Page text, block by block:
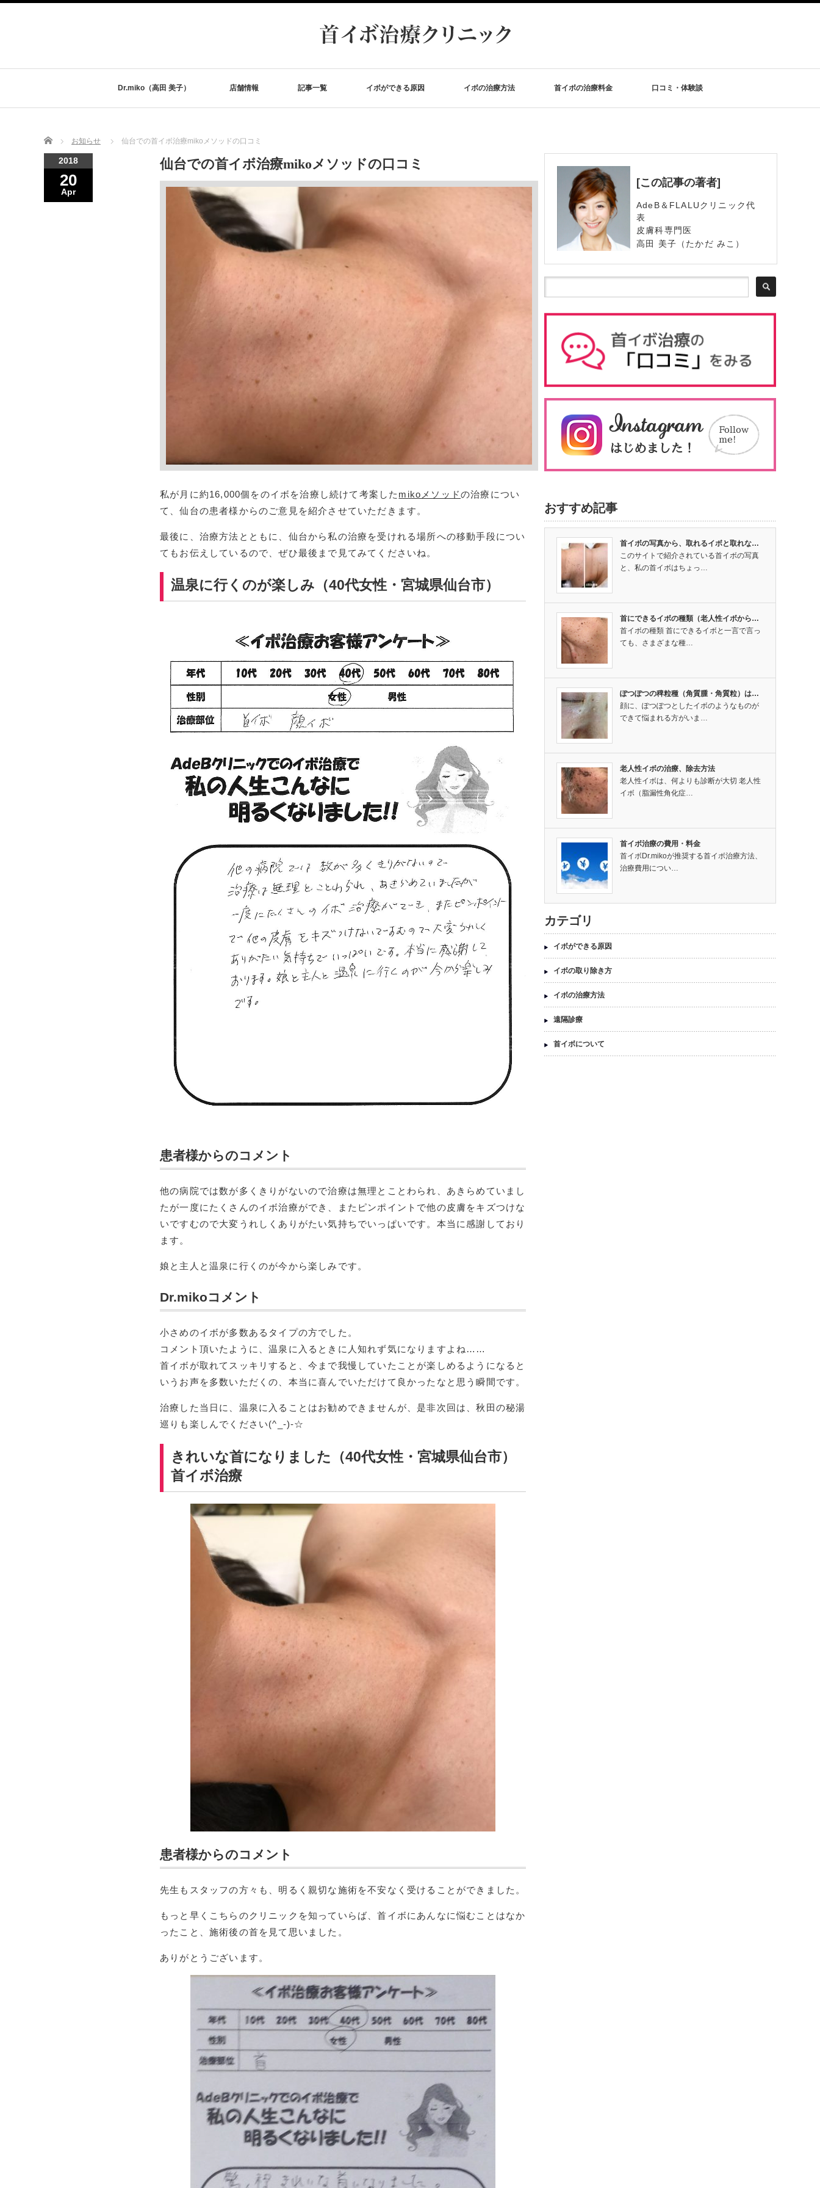
Dr.miko（高田 美子） 店舗情報 記事一覧 イボができる原因 イボの治療方法 首イボの治療料金 口コミ・体験談
Home お知らせ 仙台での首イボ治療mikoメソッドの口コミ
2018
20
Apr
仙台での首イボ治療mikoメソッドの口コミ
私が月に約16,000個をのイボを治療し続けて考案した mikoメソッドの治療につい
て、仙台の患者様からのご意見を紹介させていただきます。
最後に、治療方法とともに、仙台から私の治療を受けれる場所への移動手段につい
てもお伝えしているので、ぜひ最後まで見てみてくださいね。
温泉に行くのが楽しみ（40代女性・宮城県仙台市）
患者様からのコメント
他の病院では数が多くきりがないので治療は無理とことわられ、あきらめていまし
たが一度にたくさんのイボ治療ができ、またピンポイントで他の皮膚をキズつけな
いですむので大変うれしくありがたい気持ちでいっぱいです。本当に感謝しており
ます。
娘と主人と温泉に行くのが今から楽しみです。
Dr.mikoコメント
小さめのイボが多数あるタイプの方でした。
コメント頂いたように、温泉に入るときに人知れず気になりますよね……
首イボが取れてスッキリすると、今まで我慢していたことが楽しめるようになると
いうお声を多数いただくの、本当に喜んでいただけて良かったなと思う瞬間です。
治療した当日に、温泉に入ることはお勧めできませんが、是非次回は、秋田の秘湯
巡りも楽しんでください(^_-)-☆
きれいな首になりました（40代女性・宮城県仙台市）
首イボ治療
患者様からのコメント
先生もスタッフの方々も、明るく親切な施術を不安なく受けることができました。
もっと早くこちらのクリニックを知っていらば、首イボにあんなに悩むことはなか
ったこと、施術後の首を見て思いました。
ありがとうございます。
[この記事の著者]
AdeB＆FLALUクリニック代
表
皮膚科専門医
高田 美子（たかだ みこ）
おすすめ記事
首イボの写真から、取れるイボと取れな…
このサイトで紹介されている首イボの写真
と、私の首イボはちょっ…
首にできるイボの種類（老人性イボから…
首イボの種類 首にできるイボと一言で言っ
ても、さまざまな種…
ぽつぽつの稗粒種（角質腫・角質粒）は…
顔に、ぽつぽつとしたイボのようなものが
できて悩まれる方がいま…
老人性イボの治療、除去方法
老人性イボは、何よりも診断が大切 老人性
イボ（脂漏性角化症…
首イボ治療の費用・料金
首イボDr.mikoが推奨する首イボ治療方法、
治療費用につい…
カテゴリ
イボができる原因
イボの取り除き方
イボの治療方法
遠隔診療
首イボについて